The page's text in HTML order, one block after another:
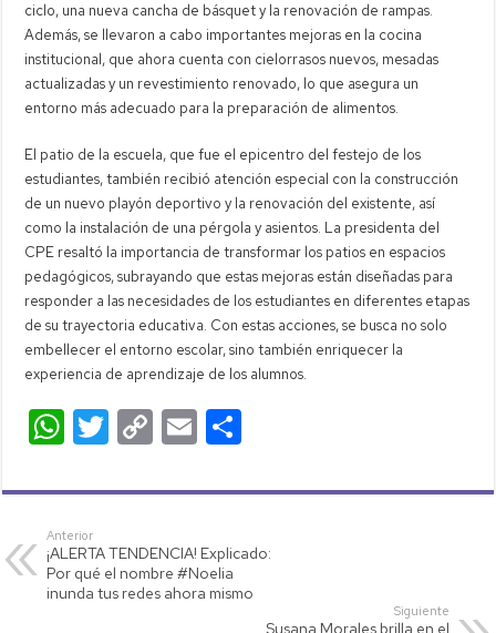
ciclo, una nueva cancha de básquet y la renovación de rampas.
Además, se llevaron a cabo importantes mejoras en la cocina
institucional, que ahora cuenta con cielorrasos nuevos, mesadas
actualizadas y un revestimiento renovado, lo que asegura un
entorno más adecuado para la preparación de alimentos.
El patio de la escuela, que fue el epicentro del festejo de los
estudiantes, también recibió atención especial con la construcción
de un nuevo playón deportivo y la renovación del existente, así
como la instalación de una pérgola y asientos. La presidenta del
CPE resaltó la importancia de transformar los patios en espacios
pedagógicos, subrayando que estas mejoras están diseñadas para
responder a las necesidades de los estudiantes en diferentes etapas
de su trayectoria educativa. Con estas acciones, se busca no solo
embellecer el entorno escolar, sino también enriquecer la
experiencia de aprendizaje de los alumnos.
W
at
s
A
p
T
tt
C
p
Li
nk
E
ail m
ar
tir
Anterior
¡ALERTA TENDENCIA! Explicado:
Por qué el nombre #Noelia
inunda tus redes ahora mismo
Siguiente
Susana Morales brilla en el